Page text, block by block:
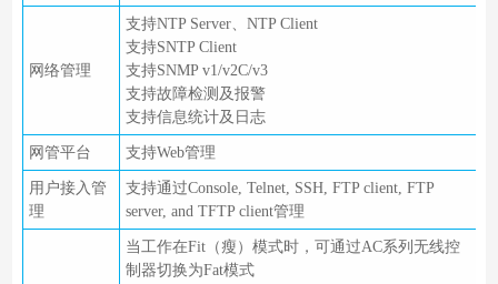
网络管理
支持NTP Server、NTP Client
支持SNTP Client
支持SNMP v1/v2C/v3
支持故障检测及报警
支持信息统计及日志
网管平台 支持Web管理
用户接入管
理
支持通过Console, Telnet, SSH, FTP client, FTP
server, and TFTP client管理
当工作在Fit（瘦）模式时，可通过AC系列无线控
制器切换为Fat模式